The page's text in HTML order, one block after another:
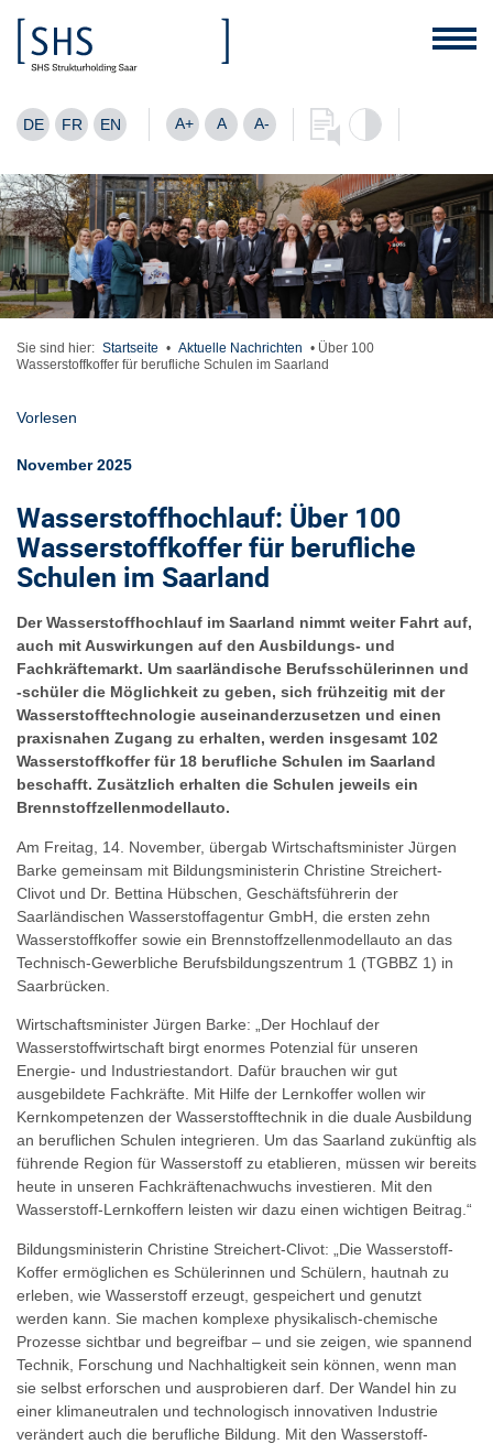
DE FR EN A+ A A-
Sie sind hier: Startseite • Aktuelle Nachrichten • Über 100
Wasserstoffkoffer für berufliche Schulen im Saarland
Vorlesen
November 2025
Wasserstoffhochlauf: Über 100
Wasserstoffkoffer für berufliche
Schulen im Saarland
Der Wasserstoffhochlauf im Saarland nimmt weiter Fahrt auf,
auch mit Auswirkungen auf den Ausbildungs- und
Fachkräftemarkt. Um saarländische Berufsschülerinnen und
-schüler die Möglichkeit zu geben, sich frühzeitig mit der
Wasserstofftechnologie auseinanderzusetzen und einen
praxisnahen Zugang zu erhalten, werden insgesamt 102
Wasserstoffkoffer für 18 berufliche Schulen im Saarland
beschafft. Zusätzlich erhalten die Schulen jeweils ein
Brennstoffzellenmodellauto.
Am Freitag, 14. November, übergab Wirtschaftsminister Jürgen
Barke gemeinsam mit Bildungsministerin Christine Streichert-
Clivot und Dr. Bettina Hübschen, Geschäftsführerin der
Saarländischen Wasserstoffagentur GmbH, die ersten zehn
Wasserstoffkoffer sowie ein Brennstoffzellenmodellauto an das
Technisch-Gewerbliche Berufsbildungszentrum 1 (TGBBZ 1) in
Saarbrücken.
Wirtschaftsminister Jürgen Barke: „Der Hochlauf der
Wasserstoffwirtschaft birgt enormes Potenzial für unseren
Energie- und Industriestandort. Dafür brauchen wir gut
ausgebildete Fachkräfte. Mit Hilfe der Lernkoffer wollen wir
Kernkompetenzen der Wasserstofftechnik in die duale Ausbildung
an beruflichen Schulen integrieren. Um das Saarland zukünftig als
führende Region für Wasserstoff zu etablieren, müssen wir bereits
heute in unseren Fachkräftenachwuchs investieren. Mit den
Wasserstoff-Lernkoffern leisten wir dazu einen wichtigen Beitrag.“
Bildungsministerin Christine Streichert-Clivot: „Die Wasserstoff-
Koffer ermöglichen es Schülerinnen und Schülern, hautnah zu
erleben, wie Wasserstoff erzeugt, gespeichert und genutzt
werden kann. Sie machen komplexe physikalisch-chemische
Prozesse sichtbar und begreifbar – und sie zeigen, wie spannend
Technik, Forschung und Nachhaltigkeit sein können, wenn man
sie selbst erforschen und ausprobieren darf. Der Wandel hin zu
einer klimaneutralen und technologisch innovativen Industrie
verändert auch die berufliche Bildung. Mit den Wasserstoff-